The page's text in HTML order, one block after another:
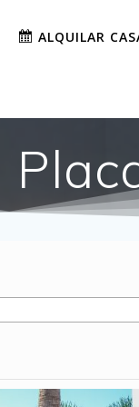
ALQUILAR